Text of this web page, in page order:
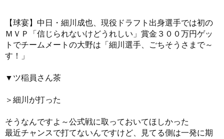
【球宴】中日・細川成也、現役ドラフト出身選手では初の
ＭＶＰ「信じられないけどうれしい」賞金３００万円ゲッ
トでチームメートの大野は「細川選手、ごちそうさまで～
す！」
▼ツ稲員さん茶
＞細川が打った
そうなんですよ～公式戦に取っておいてほしかった
最近チャンスで打てないんですけど、見てる側は一発に期